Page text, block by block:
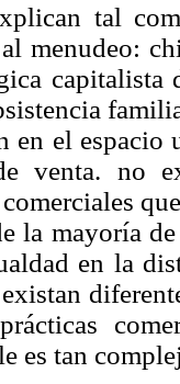
tal
menudeo:
capitalista
en el
venta. no
la mayoría
en la
es tan